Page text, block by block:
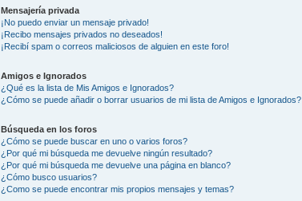
Mensajería privada
¡No puedo enviar un mensaje privado!
¡Recibo mensajes privados no deseados!
¡Recibí spam o correos maliciosos de alguien en este foro!
Amigos e Ignorados
¿Qué es la lista de Mis Amigos e Ignorados?
¿Cómo se puede añadir o borrar usuarios de mi lista de Amigos e Ignorados?
Búsqueda en los foros
¿Cómo se puede buscar en uno o varios foros?
¿Por qué mi búsqueda me devuelve ningún resultado?
¿Por qué mi búsqueda me devuelve una página en blanco?
¿Cómo busco usuarios?
¿Como se puede encontrar mis propios mensajes y temas?